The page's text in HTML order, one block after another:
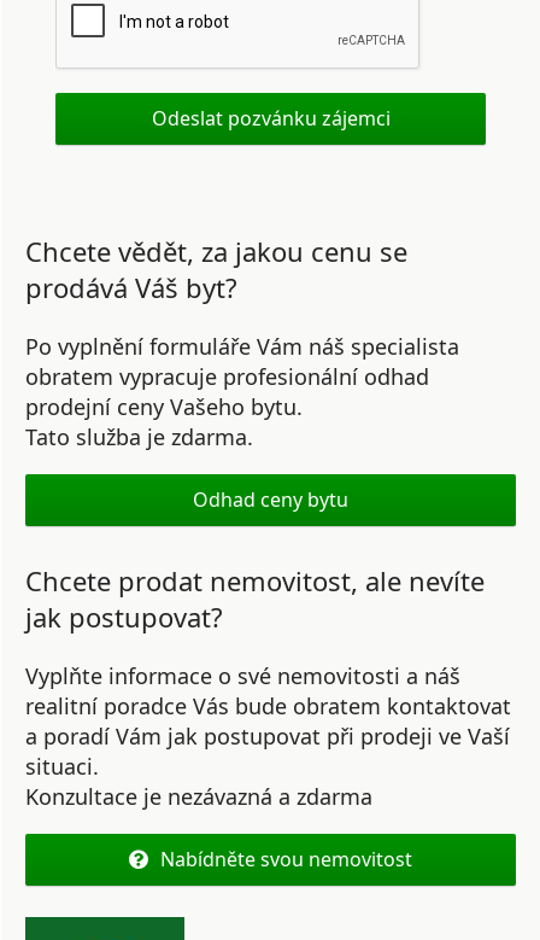
Chcete vědět, za jakou cenu se
prodává Váš byt?
Po vyplnění formuláře Vám náš specialista
obratem vypracuje profesionální odhad
prodejní ceny Vašeho bytu.
Tato služba je zdarma.
Odhad ceny bytu
Chcete prodat nemovitost, ale nevíte
jak postupovat?
Vyplňte informace o své nemovitosti a náš
realitní poradce Vás bude obratem kontaktovat
a poradí Vám jak postupovat při prodeji ve Vaší
situaci.
Konzultace je nezávazná a zdarma
Nabídněte svou nemovitost